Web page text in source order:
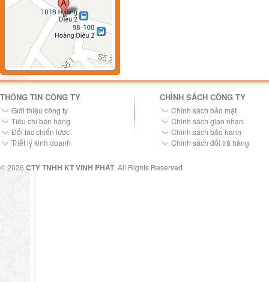
THÔNG TIN CÔNG TY
Giới thiệu công ty
Tiêu chí bán hàng
Đối tác chiến lược
Triết lý kinh doanh
CHÍNH SÁCH CÔNG TY
Chính sách bảo mật
Chính sách giao nhận
Chính sách bảo hành
Chính sách đổi trả hàng
© 2026 CTY TNHH KT VINH PHÁT. All Rights Reserved